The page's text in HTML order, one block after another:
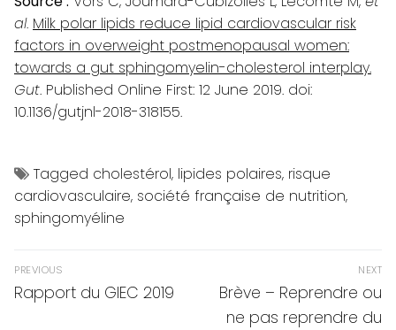
al. Milk polar lipids reduce lipid cardiovascular risk
factors in overweight postmenopausal women:
towards a gut sphingomyelin-cholesterol interplay.
Gut. Published Online First: 12 June 2019. doi:
10.1136/gutjnl-2018-318155.
Tagged cholestérol, lipides polaires, risque
cardiovasculaire, société française de nutrition,
sphingomyéline
Navigation
de
PREVIOUS
Previous
Rapport du GIEC 2019
NEXT
Next
post:
Brève – Reprendre ou
ne pas reprendre du